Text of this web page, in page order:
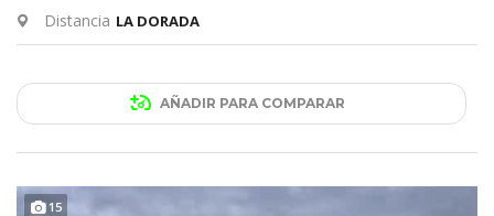
Distancia LA DORADA
AÑADIR PARA COMPARAR
15